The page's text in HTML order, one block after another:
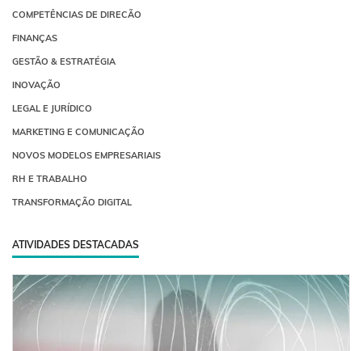
COMPETÊNCIAS DE DIRECÃO
FINANÇAS
GESTÃO & ESTRATÉGIA
INOVAÇÃO
LEGAL E JURÍDICO
MARKETING E COMUNICAÇÃO
NOVOS MODELOS EMPRESARIAIS
RH E TRABALHO
TRANSFORMAÇÃO DIGITAL
ATIVIDADES DESTACADAS